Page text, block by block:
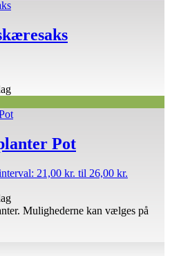
Pot
21,00 kr. til 26,00 kr.
Mulighederne kan vælges på